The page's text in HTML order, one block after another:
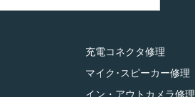
充電コネクタ修理
マイク･スピーカー修理
イン・アウトカメラ修理